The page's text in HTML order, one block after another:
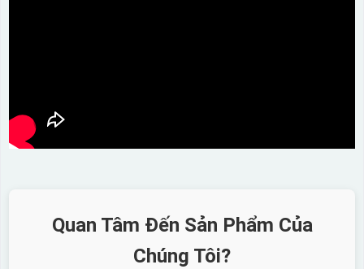
Quan Tâm Đến Sản Phẩm Của
Chúng Tôi?